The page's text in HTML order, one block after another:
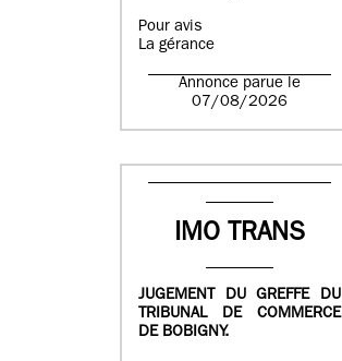
Pour avis
La gérance
Annonce parue le
07/08/2026
IMO TRANS
JUGEMENT DU GREFFE DU
TRIBUNAL DE COMMERCE
DE BOBIGNY.